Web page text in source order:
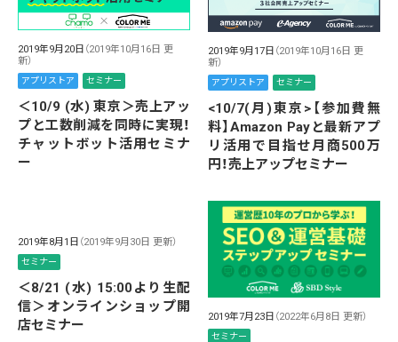
2019年9月20日 （2019年10月16日 更
新）
アプリストア セミナー
＜10/9 (水) 東京＞売上アッ
プと工数削減を同時に実現！
チャットボット活用セミナ
ー
2019年9月17日 （2019年10月16日 更
新）
アプリストア セミナー
<10/7(月)東京>【参加費無
料】Amazon Payと最新アプ
リ活用で目指せ月商500万
円！売上アップセミナー
2019年8月1日 （2019年9月30日 更新）
セミナー
＜8/21 (水) 15:00より生配
信＞オンラインショップ開
店セミナー
2019年7月23日 （2022年6月8日 更新）
セミナー